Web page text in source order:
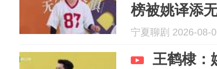
榜被姚译添
宁夏聊剧 2026-08-
王鹤棣：